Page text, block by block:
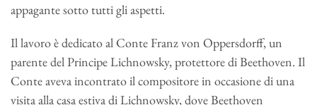
appagante sotto tutti gli aspetti.
Il lavoro è dedicato al Conte Franz von Oppersdorff, un
parente del Principe Lichnowsky, protettore di Beethoven. Il
Conte aveva incontrato il compositore in occasione di una
visita alla casa estiva di Lichnowsky, dove Beethoven